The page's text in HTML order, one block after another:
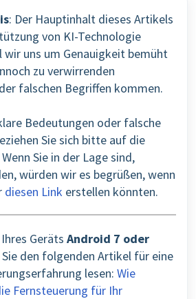
: Der Hauptinhalt dieses Artikels
von KI-Technologie
wir uns um Genauigkeit bemüht
zu verwirrenden
falschen Begriffen kommen.
Bedeutungen oder falsche
Sie sich bitte auf die
Sie in der Lage sind,
würden wir es begrüßen, wenn
diesen Link erstellen könnten.
Geräts Android 7 oder
den folgenden Artikel für eine
lesen: Wie
Fernsteuerung für Ihr